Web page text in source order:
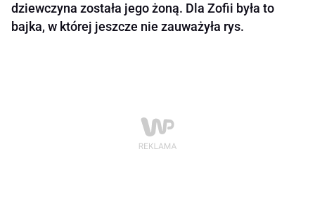
dziewczyna została jego żoną. Dla Zofii była to
bajka, w której jeszcze nie zauważyła rys.